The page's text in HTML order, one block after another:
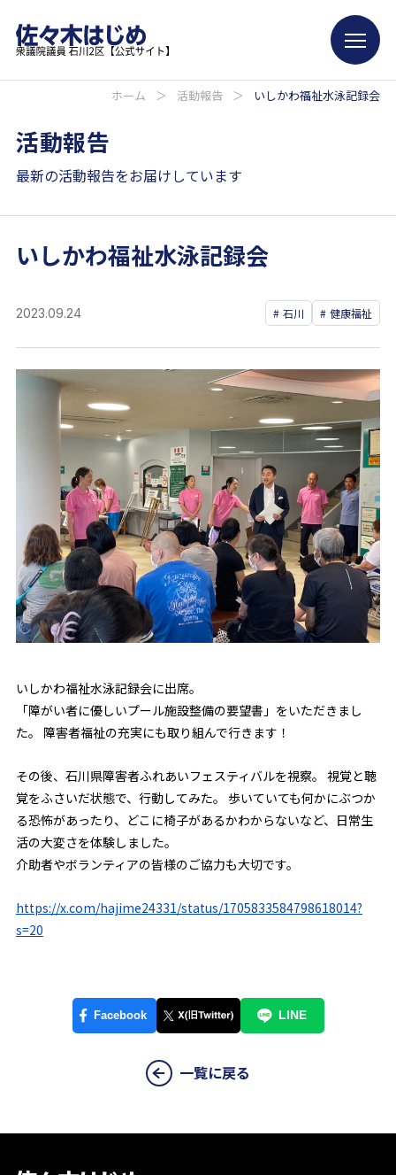
ホーム ＞ 活動報告 ＞ いしかわ福祉水泳記録会
活動報告
最新の活動報告をお届けしています
いしかわ福祉水泳記録会
2023.09.24 石川 健康福祉
いしかわ福祉水泳記録会に出席。
「障がい者に優しいプール施設整備の要望書」をいただきまし
た。 障害者福祉の充実にも取り組んで行きます！
その後、石川県障害者ふれあいフェスティバルを視察。 視覚と聴
覚をふさいだ状態で、行動してみた。 歩いていても何かにぶつか
る恐怖があったり、どこに椅子があるかわからないなど、日常生
活の大変さを体験しました。
介助者やボランティアの皆様のご協力も大切です。
https://x.com/hajime24331/status/1705833584798618014?
s=20
一覧に戻る